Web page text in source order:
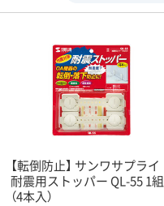
【転倒防止】 サンワサプライ
耐震用ストッパー QL-55 1組
（4本入）